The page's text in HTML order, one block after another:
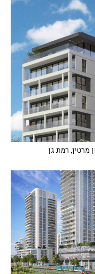
מרטין, רמת גן